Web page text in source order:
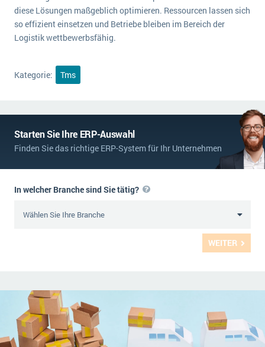
diese Lösungen maßgeblich optimieren. Ressourcen lassen sich
so effizient einsetzen und Betriebe bleiben im Bereich der
Logistik wettbewerbsfähig.
Kategorie: Tms
Starten Sie Ihre ERP-Auswahl
Finden Sie das richtige ERP-System für Ihr Unternehmen
WEITER
In welcher Branche sind Sie tätig?